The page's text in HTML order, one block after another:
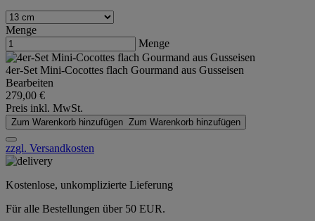
Menge
Menge
4er-Set Mini-Cocottes flach Gourmand aus Gusseisen
Bearbeiten
279,00 €
Preis inkl. MwSt.
Zum Warenkorb hinzufügen Zum Warenkorb hinzufügen
zzgl. Versandkosten
Kostenlose, unkomplizierte Lieferung
Für alle Bestellungen über 50 EUR.